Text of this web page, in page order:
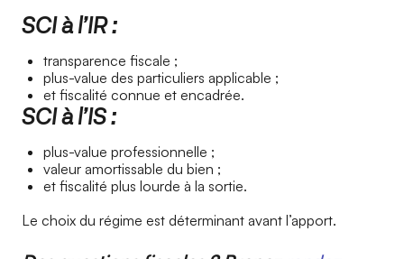
SCI à l’IR :
transparence fiscale ;
plus-value des particuliers applicable ;
et fiscalité connue et encadrée.
SCI à l’IS :
plus-value professionnelle ;
valeur amortissable du bien ;
et fiscalité plus lourde à la sortie.
Le choix du régime est déterminant avant l’apport.